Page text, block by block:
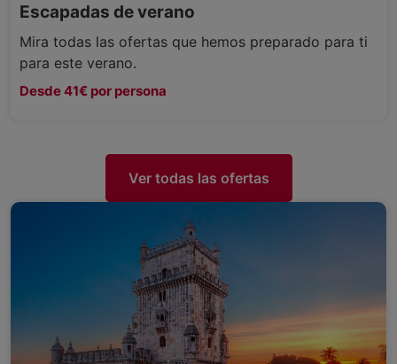
Escapadas de verano
Mira todas las ofertas que hemos preparado para ti
para este verano.
Desde 41€ por persona
Ver todas las ofertas